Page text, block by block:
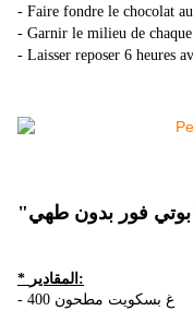
- Faire fondre le chocolat
- Garnir le milieu de
- Laisser reposer 6 heures
* المقادير:
- 400 غ بسكويت مطحون